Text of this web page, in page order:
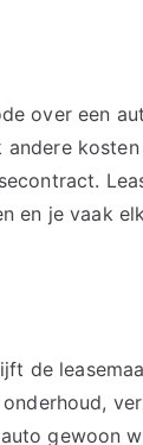
over een
en je vaak
de
gewoon